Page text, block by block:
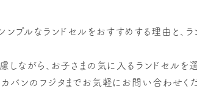
ンプルなランドセルをおすすめする理由と、
しながら、お子さまの気に入るランドセルを
バンのフジタまでお気軽にお問い合わせくだ